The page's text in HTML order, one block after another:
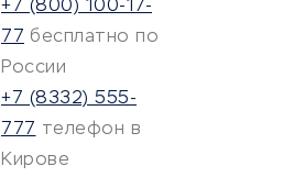
+7 (800) 100-17-
77 бесплатно по
России
+7 (8332) 555-
777 телефон в
Кирове